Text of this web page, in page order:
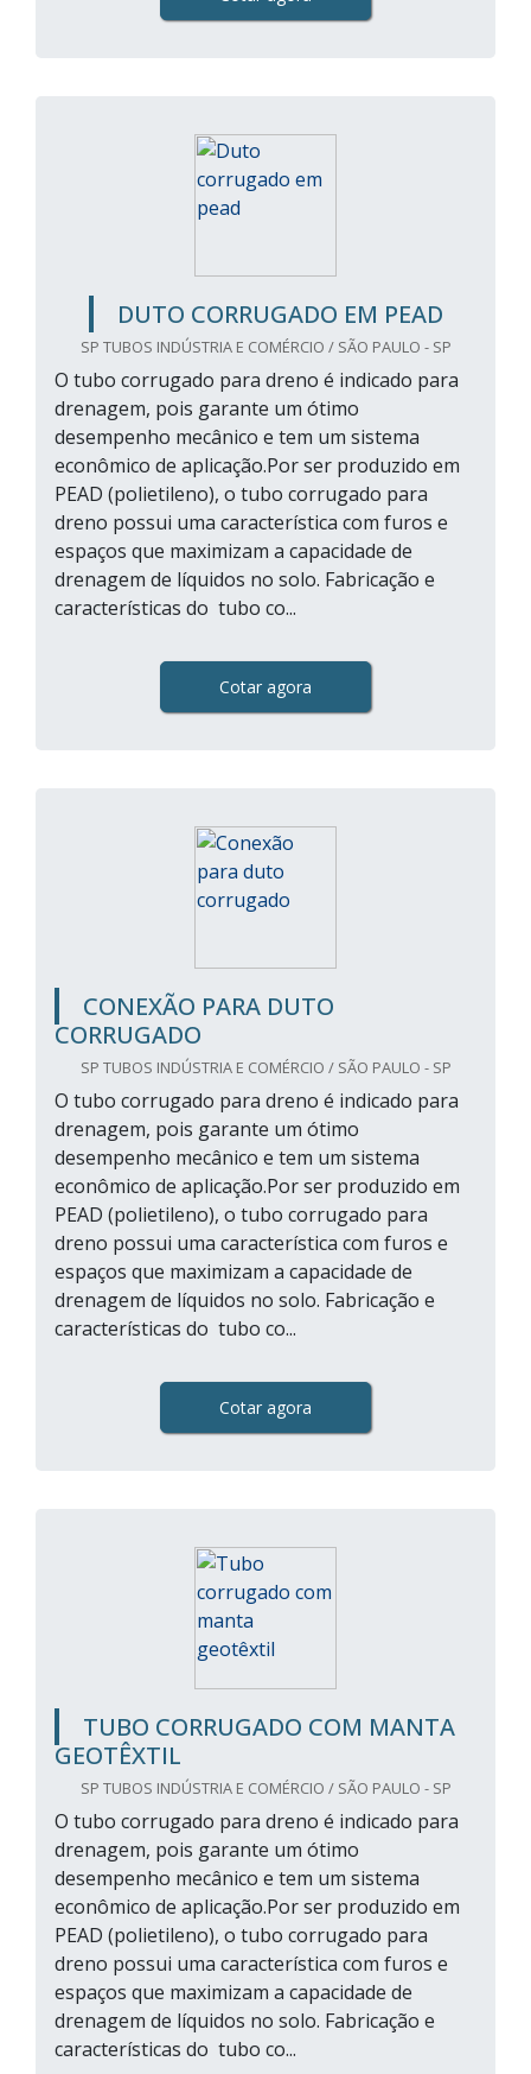
DUTO CORRUGADO EM PEAD
SP TUBOS INDÚSTRIA E COMÉRCIO / SÃO PAULO - SP
O tubo corrugado para dreno é indicado para
drenagem, pois garante um ótimo
desempenho mecânico e tem um sistema
econômico de aplicação.Por ser produzido em
PEAD (polietileno), o tubo corrugado para
dreno possui uma característica com furos e
espaços que maximizam a capacidade de
drenagem de líquidos no solo. Fabricação e
características do tubo co...
Cotar agora
CONEXÃO PARA DUTO
CORRUGADO
SP TUBOS INDÚSTRIA E COMÉRCIO / SÃO PAULO - SP
O tubo corrugado para dreno é indicado para
drenagem, pois garante um ótimo
desempenho mecânico e tem um sistema
econômico de aplicação.Por ser produzido em
PEAD (polietileno), o tubo corrugado para
dreno possui uma característica com furos e
espaços que maximizam a capacidade de
drenagem de líquidos no solo. Fabricação e
características do tubo co...
Cotar agora
TUBO CORRUGADO COM MANTA
GEOTÊXTIL
SP TUBOS INDÚSTRIA E COMÉRCIO / SÃO PAULO - SP
O tubo corrugado para dreno é indicado para
drenagem, pois garante um ótimo
desempenho mecânico e tem um sistema
econômico de aplicação.Por ser produzido em
PEAD (polietileno), o tubo corrugado para
dreno possui uma característica com furos e
espaços que maximizam a capacidade de
drenagem de líquidos no solo. Fabricação e
características do tubo co...